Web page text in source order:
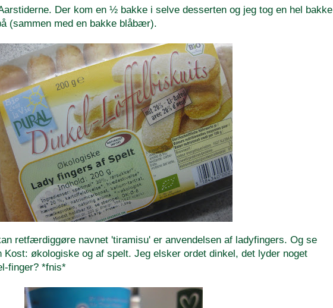
Der kom en ½ bakke i selve desserten og jeg tog en hel bakke
(sammen med en bakke blåbær).
retfærdiggøre navnet 'tiramisu' er anvendelsen af ladyfingers. Og se
Kost: økologiske og af spelt. Jeg elsker ordet dinkel, det lyder noget
finger? *fnis*